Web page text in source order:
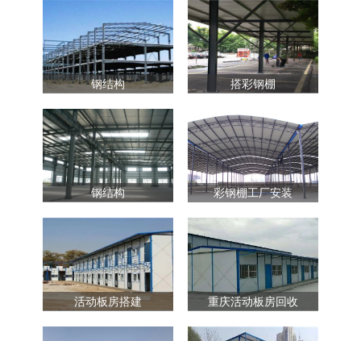
钢结构 搭彩钢棚
钢结构 彩钢棚工厂安装
活动板房搭建 重庆活动板房回收